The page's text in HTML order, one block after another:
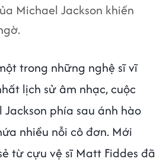
Michael Jackson khiến
trong những nghệ sĩ vĩ
lịch sử âm nhạc, cuộc
phía sau ánh hào
nhiều nỗi cô đơn. Mới
từ cựu vệ sĩ Matt Fiddes đã